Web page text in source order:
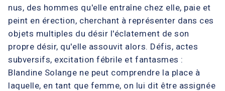
nus, des hommes qu'elle entraîne chez elle, paie et
peint en érection, cherchant à représenter dans ces
objets multiples du désir l'éclatement de son
propre désir, qu'elle assouvit alors. Défis, actes
subversifs, excitation fébrile et fantasmes :
Blandine Solange ne peut comprendre la place à
laquelle, en tant que femme, on lui dit être assignée